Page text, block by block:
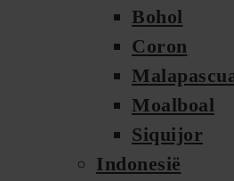
Bohol
Coron
Moalboal
Siquijor
Indonesië